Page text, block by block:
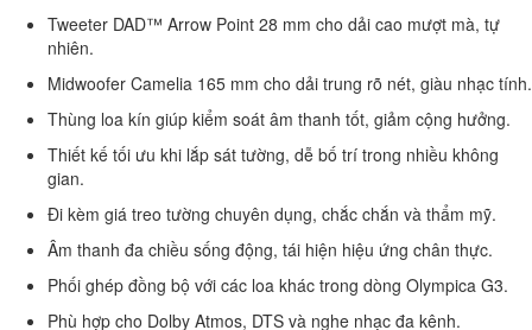
Tweeter DAD™ Arrow Point 28 mm cho dải cao mượt mà, tự
nhiên.
Midwoofer Camelia 165 mm cho dải trung rõ nét, giàu nhạc tính.
Thùng loa kín giúp kiểm soát âm thanh tốt, giảm cộng hưởng.
Thiết kế tối ưu khi lắp sát tường, dễ bố trí trong nhiều không
gian.
Đi kèm giá treo tường chuyên dụng, chắc chắn và thẩm mỹ.
Âm thanh đa chiều sống động, tái hiện hiệu ứng chân thực.
Phối ghép đồng bộ với các loa khác trong dòng Olympica G3.
Phù hợp cho Dolby Atmos, DTS và nghe nhạc đa kênh.